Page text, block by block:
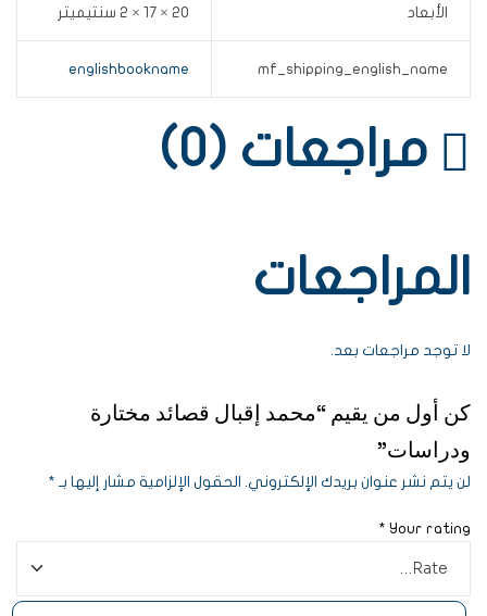
الأبعاد 20 × 17 × 2 سنتيميتر
mf_shipping_english_name
englishbookname
مراجعات (0)
المراجعات
لا توجد مراجعات بعد.
كن أول من يقيم “محمد إقبال قصائد مختارة
ودراسات”
لن يتم نشر عنوان بريدك الإلكتروني. الحقول الإلزامية مشار إليها بـ *
Your rating
*